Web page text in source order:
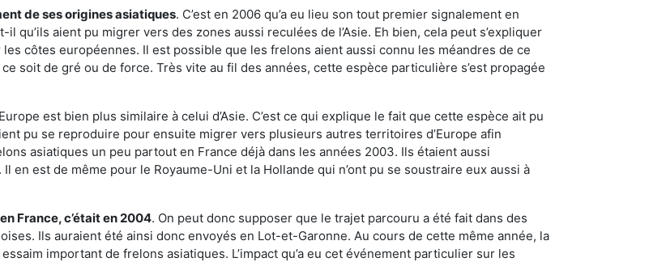
de ses origines asiatiques. C’est en 2006 qu’a eu lieu son tout premier signalement en
qu’ils aient pu migrer vers des zones aussi reculées de l’Asie. Eh bien, cela peut s’expliquer
côtes européennes. Il est possible que les frelons aient aussi connu les méandres de ce
soit de gré ou de force. Très vite au fil des années, cette espèce particulière s’est propagée
est bien plus similaire à celui d’Asie. C’est ce qui explique le fait que cette espèce ait pu
pu se reproduire pour ensuite migrer vers plusieurs autres territoires d’Europe afin
asiatiques un peu partout en France déjà dans les années 2003. Ils étaient aussi
en est de même pour le Royaume-Uni et la Hollande qui n’ont pu se soustraire eux aussi à
France, c’était en 2004. On peut donc supposer que le trajet parcouru a été fait dans des
Ils auraient été ainsi donc envoyés en Lot-et-Garonne. Au cours de cette même année, la
important de frelons asiatiques. L’impact qu’a eu cet événement particulier sur les